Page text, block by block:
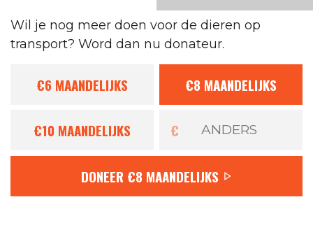
Wil je nog meer doen voor de dieren op
transport? Word dan nu donateur.
€6 MAANDELIJKS €8 MAANDELIJKS
€10 MAANDELIJKS €
DONEER €8 MAANDELIJKS